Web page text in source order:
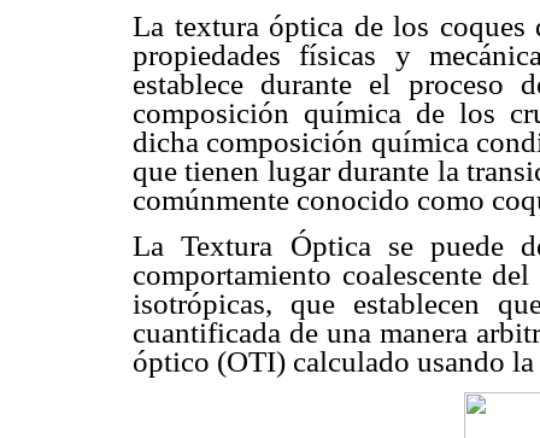
La textura óptica de los coques
propiedades físicas y
establece durante el proceso
composición química de los
dicha composición química
que tienen lugar durante la
comúnmente conocido como
La Textura Óptica se puede
comportamiento coalescente
isotrópicas, que establecen
cuantificada de una manera
óptico (OTI) calculado usando